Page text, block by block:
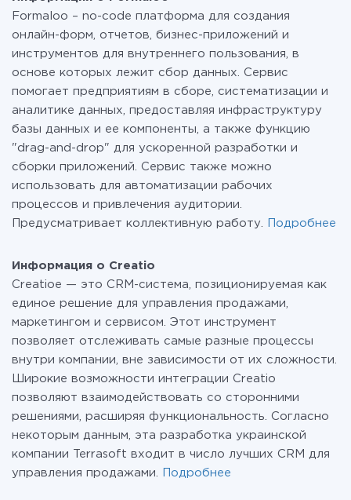
перейти на платный, при необходимости. Подробнее
отарифах.
Formaloo – no-code платформа для создания
онлайн-форм, отчетов, бизнес-приложений и
инструментов для внутреннего пользования, в
основе которых лежит сбор данных. Сервис
помогает предприятиям в сборе, систематизации и
аналитике данных, предоставляя инфраструктуру
базы данных и ее компоненты, а также функцию
"drag-and-drop" для ускоренной разработки и
сборки приложений. Сервис также можно
использовать для автоматизации рабочих
процессов и привлечения аудитории.
Предусматривает коллективную работу.
Подробнее
Информация о Creatio
Creatioe — это CRM-система, позиционируемая как
единое решение для управления продажами,
маркетингом и сервисом. Этот инструмент
позволяет отслеживать самые разные процессы
внутри компании, вне зависимости от их сложности.
Широкие возможности интеграции Creatio
позволяют взаимодействовать со сторонними
решениями, расширяя функциональность. Согласно
некоторым данным, эта разработка украинской
компании Terrasoft входит в число лучших CRM для
управления продажами.
Подробнее